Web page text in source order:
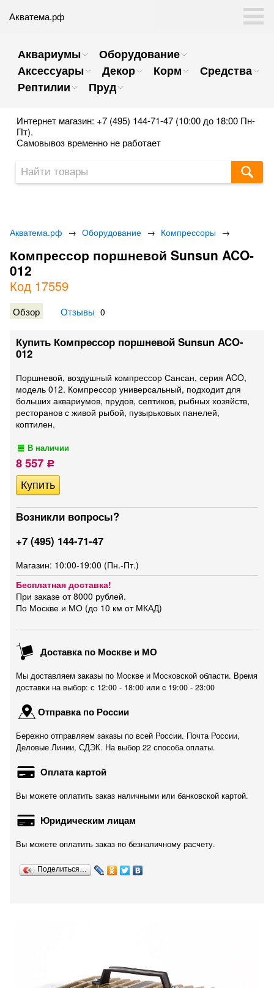
Акватема.рф
Аквариумы
Оборудование
Аксессуары
Декор Корм
Средства
Рептилии
Пруд
Интернет магазин: +7 (495) 144-71-47 (10:00 до 18:00 Пн-
Пт).
Самовывоз временно не работает
Акватема.рф → Оборудование → Компрессоры →
Компрессор поршневой Sunsun ACO-
012
Код 17559
Обзор Отзывы 0
Купить Компрессор поршневой Sunsun ACO-
012
Поршневой, воздушный компрессор Сансан, серия ACO,
модель 012. Компрессор универсальный, подходит для
больших аквариумов, прудов, септиков, рыбных хозяйств,
ресторанов с живой рыбой, пузырьковых панелей,
коптилен.
В наличии
8 557 Р
Возникли вопросы?
+7 (495) 144-71-47
Магазин: 10:00-19:00 (Пн.-Пт.)
Бесплатная доставка!
При заказе от 8000 рублей.
По Москве и МО (до 10 км от МКАД)
Доставка по Москве и МО
Мы доставляем заказы по Москве и Московской области. Время
доставки на выбор: с 12:00 - 18:00 или c 19:00 - 23:00
Отправка по России
Бережно отправляем заказы по всей России. Почта России,
Деловые Линии, СДЭК. На выбор 22 способа оплаты.
Оплата картой
Вы можете оплатить заказ наличными или банковской картой.
Юридическим лицам
Вы можете оплатить заказ по безналичному расчету.
Поделиться…